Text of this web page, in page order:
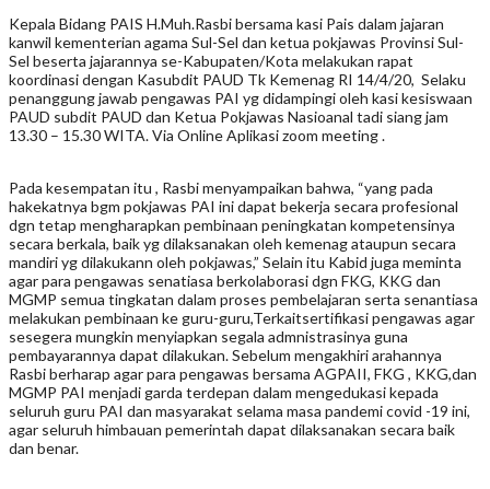
Kepala Bidang PAIS H.Muh.Rasbi bersama kasi Pais dalam jajaran
kanwil kementerian agama Sul-Sel dan ketua pokjawas Provinsi Sul-
Sel beserta jajarannya se-Kabupaten/Kota melakukan rapat
koordinasi dengan Kasubdit PAUD Tk Kemenag RI 14/4/20, Selaku
penanggung jawab pengawas PAI yg didampingi oleh kasi kesiswaan
PAUD subdit PAUD dan Ketua Pokjawas Nasioanal tadi siang jam
13.30 – 15.30 WITA. Via Online Aplikasi zoom meeting .
Pada kesempatan itu , Rasbi menyampaikan bahwa, “yang pada
hakekatnya bgm pokjawas PAI ini dapat bekerja secara profesional
dgn tetap mengharapkan pembinaan peningkatan kompetensinya
secara berkala, baik yg dilaksanakan oleh kemenag ataupun secara
mandiri yg dilakukann oleh pokjawas,” Selain itu Kabid juga meminta
agar para pengawas senatiasa berkolaborasi dgn FKG, KKG dan
MGMP semua tingkatan dalam proses pembelajaran serta senantiasa
melakukan pembinaan ke guru-guru,Terkaitsertifikasi pengawas agar
sesegera mungkin menyiapkan segala admnistrasinya guna
pembayarannya dapat dilakukan. Sebelum mengakhiri arahannya
Rasbi berharap agar para pengawas bersama AGPAII, FKG , KKG,dan
MGMP PAI menjadi garda terdepan dalam mengedukasi kepada
seluruh guru PAI dan masyarakat selama masa pandemi covid -19 ini,
agar seluruh himbauan pemerintah dapat dilaksanakan secara baik
dan benar.